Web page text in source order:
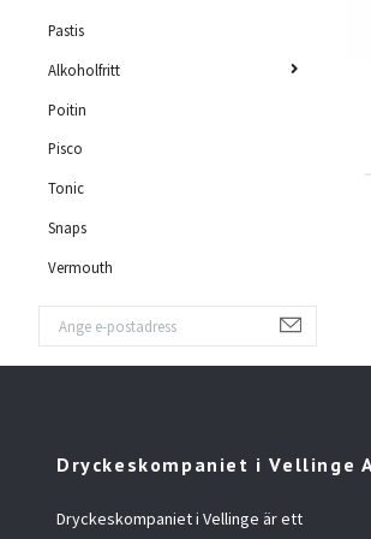
Pastis
Alkoholfritt
Poitin
Pisco
Tonic
Snaps
Vermouth
Dryckeskompaniet i Vellinge
Dryckeskompaniet i Vellinge är ett